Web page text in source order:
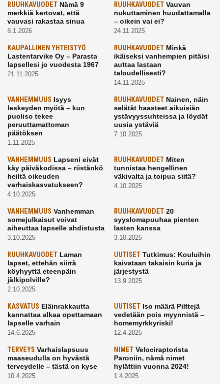
RUUHKAVUODET Nämä 9
merkkiä kertovat, että
vauvasi rakastaa sinua
8.1.2026
RUUHKAVUODETVauvan
nukuttaminen huudattamalla
– oikein vai ei?
24.11.2025
KAUPALLINEN YHTEISTYÖ
Lastentarvike Oy – Parasta
lapsellesi jo vuodesta 1967
21.11.2025
RUUHKAVUODETMinkä
ikäiseksi vanhempien pitäisi
auttaa lastaan
taloudellisesti?
14.11.2025
VANHEMMUUS Isyys
leskeyden myötä – kun
puoliso tekee
peruuttamattoman
päätöksen
1.11.2025
RUUHKAVUODETNainen, näin
selätät haasteet aikuisiän
ystävyyssuhteissa ja löydät
uusia ystäviä
7.10.2025
VANHEMMUUS Lapseni eivät
käy päiväkodissa – riistänkö
heiltä oikeuden
varhaiskasvatukseen?
4.10.2025
RUUHKAVUODETMiten
tunnistaa hengellinen
väkivalta ja toipua siitä?
4.10.2025
VANHEMMUUS Vanhemman
somejulkaisut voivat
aiheuttaa lapselle ahdistusta
3.10.2025
RUUHKAVUODET20
syyslomapuuhaa pienten
lasten kanssa
3.10.2025
RUUHKAVUODET Laman
lapset, ettehän siirrä
köyhyyttä eteenpäin
jälkipolville?
2.10.2025
UUTISETTutkimus: Kouluihin
kaivataan takaisin kuria ja
järjestystä
13.9.2025
KASVATUS Eläinrakkautta
kannattaa alkaa opettamaan
lapselle varhain
14.6.2025
UUTISETIso määrä Pilttejä
vedetään pois myynnistä –
homemyrkkyriski!
12.4.2025
TERVEYS Varhaislapsuus
maaseudulla on hyvästä
terveydelle – tästä on kyse
10.4.2025
NIMETVelociraptorista
Paroniin, nämä nimet
hylättiin vuonna 2024!
1.4.2025